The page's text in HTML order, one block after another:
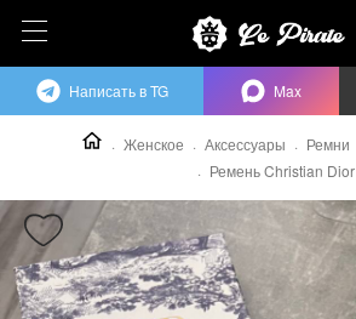
Женское Аксессуары Ремни
Ремень Christian Dior
Написать в TG Max